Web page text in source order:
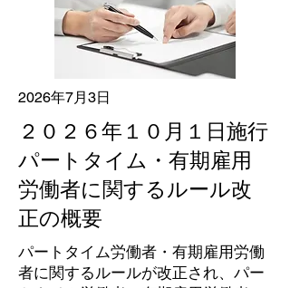
2026年7月3日
２０２６年１０月１日施行
パートタイム・有期雇用
労働者に関するルール改
正の概要
パートタイム労働者・有期雇用労働
者に関するルールが改正され、パー